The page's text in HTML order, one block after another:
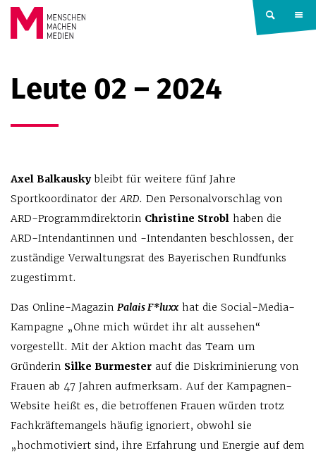
Springe zum Inhalt
MACHEN
MEDIEN
Leute 02 – 2024
Axel Balkauskybleibt für weitere fünf Jahre
Sportkoordinator derARD. Den Personalvorschlag von
ARD-Programmdirektorin Christine Strobl haben die
ARD-Intendantinnen und -Intendanten beschlossen, der
zuständige Verwaltungsrat des Bayerischen Rundfunks
zugestimmt.
Das Online-Magazin Palais F*luxx hat die Social-Media-
Kampagne „Ohne mich würdet ihr alt aussehen“
vorgestellt. Mit der Aktion macht das Team um
Gründerin Silke Burmester auf die Diskriminierung von
Frauen ab 47 Jahren aufmerksam. Auf der Kampagnen-
Website heißt es, die betroffenen Frauen würden trotz
Fachkräftemangels häufig ignoriert, obwohl sie
„hochmotiviert sind, ihre Erfahrung und Energie auf dem